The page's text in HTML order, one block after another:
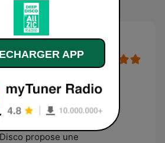
DEEP DISCO
la deep disco
House
propose une
APP